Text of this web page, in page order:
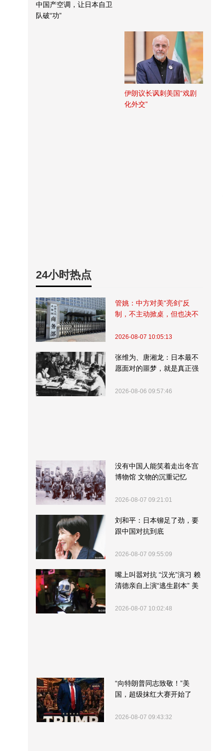
中国产空调，让日本自卫
队破“功”
伊朗议长讽刺美国“戏剧
化外交”
24小时热点
管姚：中方对美“亮剑”反
制，不主动掀桌，但也决不
2026-08-07 10:05:13
张维为、唐湘龙：日本最不
愿面对的噩梦，就是真正强
2026-08-06 09:57:46
没有中国人能笑着走出冬宫
博物馆 文物的沉重记忆
2026-08-07 09:21:01
刘和平：日本铆足了劲，要
跟中国对抗到底
2026-08-07 09:55:09
嘴上叫嚣对抗 “汉光”演习 赖
清德亲自上演“逃生剧本” 美
2026-08-07 10:02:48
“向特朗普同志致敬！”美
国，超级抹红大赛开始了
2026-08-07 09:43:32